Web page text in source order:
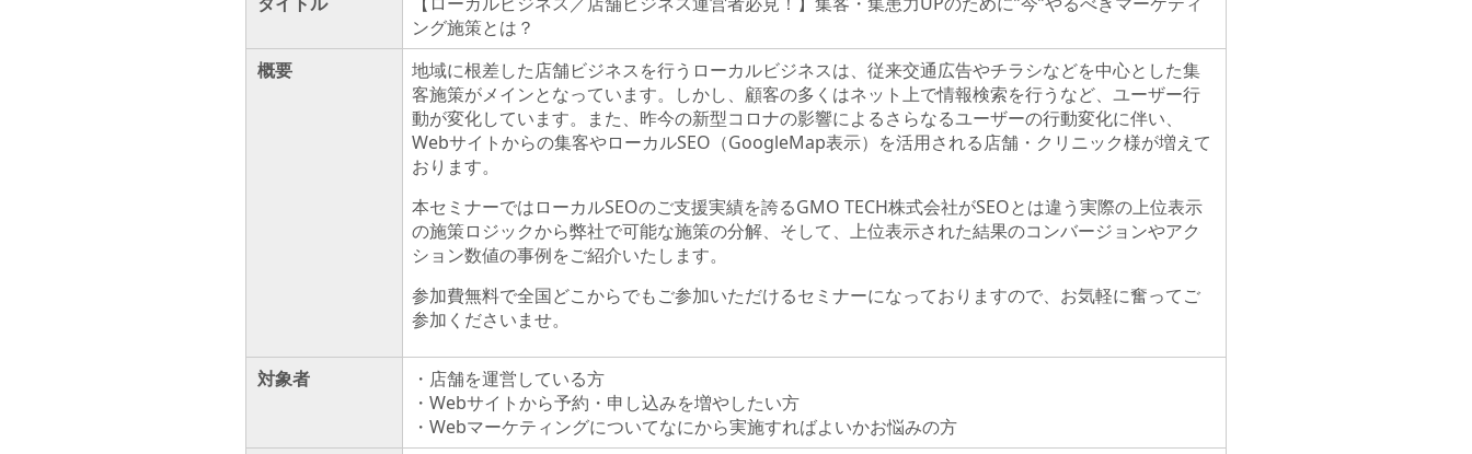
ング施策とは？
概要
地域に根差した店舗ビジネスを行うローカルビジネスは、従来交通広告やチラシなどを中心とした集
客施策がメインとなっています。しかし、顧客の多くはネット上で情報検索を行うなど、ユーザー行
動が変化しています。また、昨今の新型コロナの影響によるさらなるユーザーの行動変化に伴い、
Webサイトからの集客やローカルSEO（GoogleMap表示）を活用される店舗・クリニック様が増えて
おります。
本セミナーではローカルSEOのご支援実績を誇るGMO TECH株式会社がSEOとは違う実際の上位表示
の施策ロジックから弊社で可能な施策の分解、そして、上位表示された結果のコンバージョンやアク
ション数値の事例をご紹介いたします。
参加費無料で全国どこからでもご参加いただけるセミナーになっておりますので、お気軽に奮ってご
参加くださいませ。
対象者
・店舗を運営している方
・Webサイトから予約・申し込みを増やしたい方
・Webマーケティングについてなにから実施すればよいかお悩みの方